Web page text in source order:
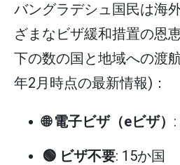
バングラデシュ国民は海
ざまなビザ緩和措置の恩
下の数の国と地域への渡
年2月時点の最新情報)：
🌐 電子ビザ（eビザ）
🟢 ビザ不要: 15か国